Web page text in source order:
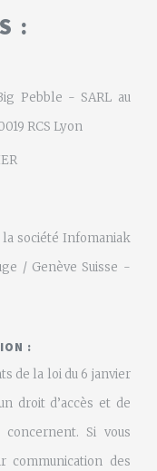
:
Pebble - SARL au
RCS Lyon
société Infomaniak
/ Genève Suisse -
:
de la loi du 6 janvier
droit d’accès et de
Si vous
communication des